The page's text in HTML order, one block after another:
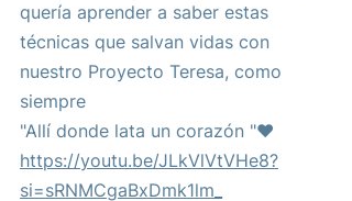
quería aprender a saber estas
técnicas que salvan vidas con
nuestro Proyecto Teresa, como
siempre
"Allí donde lata un corazón "❤️
https://youtu.be/JLkVlVtVHe8?
si=sRNMCgaBxDmk1lm_